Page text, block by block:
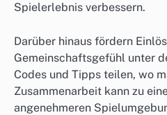
Spielerlebnis verbessern.
Darüber hinaus fördern
Gemeinschaftsgefühl unter
Codes und Tipps teilen, wo
Zusammenarbeit kann zu
angenehmeren